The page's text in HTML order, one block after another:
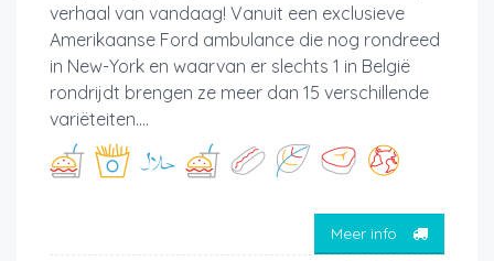
verhaal van vandaag! Vanuit een exclusieve
Amerikaanse Ford ambulance die nog rondreed
in New-York en waarvan er slechts 1 in België
rondrijdt brengen ze meer dan 15 verschillende
variëteiten....
Meer info